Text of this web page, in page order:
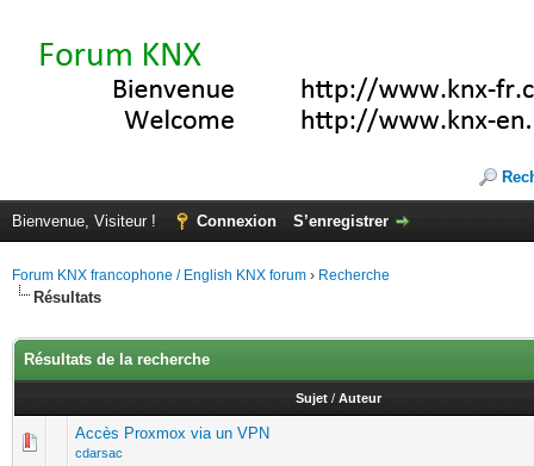
Bienvenue, Visiteur ! Connexion S’enregistrer
Forum KNX francophone / English KNX forum › Recherche
Résultats
Résultats de la recherche
Sujet / Auteur
Accès Proxmox via un VPN
cdarsac